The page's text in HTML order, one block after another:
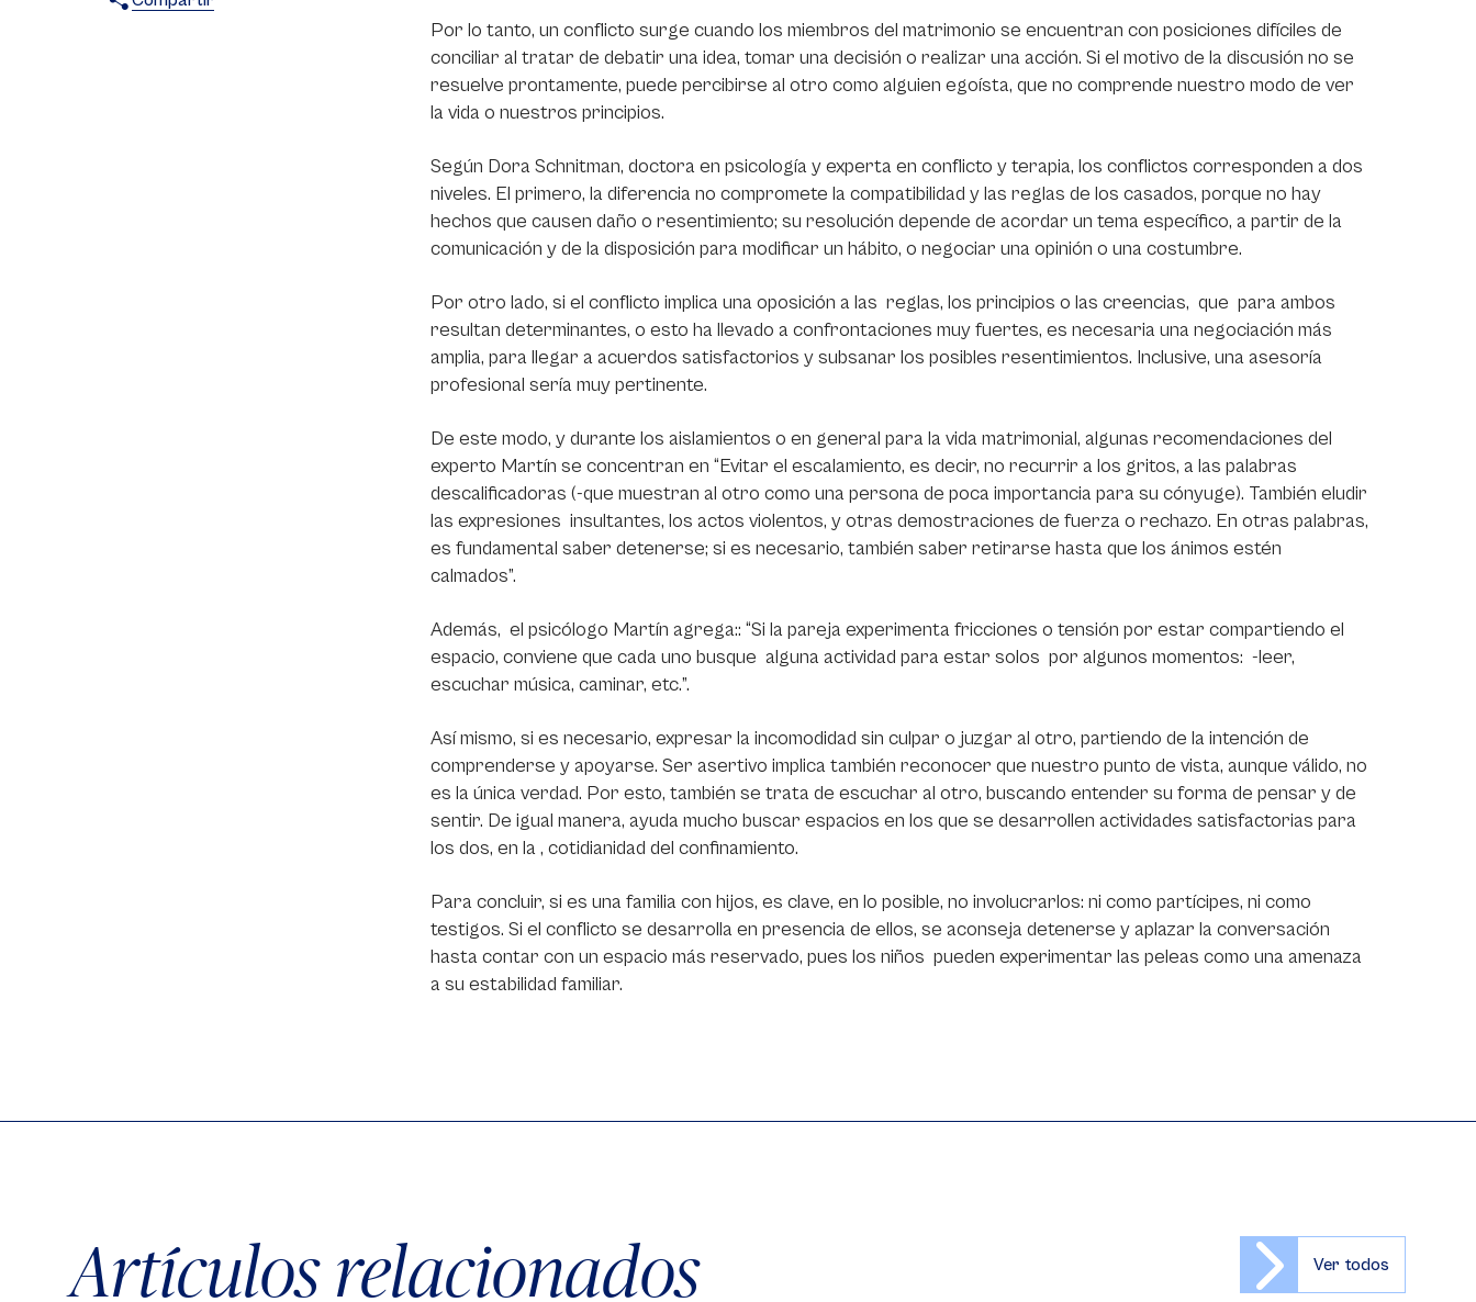
Por lo tanto, un conflicto surge cuando los miembros del matrimonio se encuentran con posiciones difíciles de
conciliar al tratar de debatir una idea, tomar una decisión o realizar una acción. Si el motivo de la discusión no se
resuelve prontamente, puede percibirse al otro como alguien egoísta, que no comprende nuestro modo de ver
la vida o nuestros principios.
Según Dora Schnitman, doctora en psicología y experta en conflicto y terapia, los conflictos corresponden a dos
niveles. El primero, la diferencia no compromete la compatibilidad y las reglas de los casados, porque no hay
hechos que causen daño o resentimiento; su resolución depende de acordar un tema específico, a partir de la
comunicación y de la disposición para modificar un hábito, o negociar una opinión o una costumbre.
Por otro lado, si el conflicto implica una oposición a las reglas, los principios o las creencias, que para ambos
resultan determinantes, o esto ha llevado a confrontaciones muy fuertes, es necesaria una negociación más
amplia, para llegar a acuerdos satisfactorios y subsanar los posibles resentimientos. Inclusive, una asesoría
profesional sería muy pertinente.
De este modo, y durante los aislamientos o en general para la vida matrimonial, algunas recomendaciones del
experto Martín se concentran en “Evitar el escalamiento, es decir, no recurrir a los gritos, a las palabras
descalificadoras (-que muestran al otro como una persona de poca importancia para su cónyuge). También eludir
las expresiones insultantes, los actos violentos, y otras demostraciones de fuerza o rechazo. En otras palabras,
es fundamental saber detenerse; si es necesario, también saber retirarse hasta que los ánimos estén
calmados”.
Además, el psicólogo Martín agrega:: “Si la pareja experimenta fricciones o tensión por estar compartiendo el
espacio, conviene que cada uno busque alguna actividad para estar solos por algunos momentos: -leer,
escuchar música, caminar, etc.”.
Así mismo, si es necesario, expresar la incomodidad sin culpar o juzgar al otro, partiendo de la intención de
comprenderse y apoyarse. Ser asertivo implica también reconocer que nuestro punto de vista, aunque válido, no
es la única verdad. Por esto, también se trata de escuchar al otro, buscando entender su forma de pensar y de
sentir. De igual manera, ayuda mucho buscar espacios en los que se desarrollen actividades satisfactorias para
los dos, en la , cotidianidad del confinamiento.
Para concluir, si es una familia con hijos, es clave, en lo posible, no involucrarlos: ni como partícipes, ni como
testigos. Si el conflicto se desarrolla en presencia de ellos, se aconseja detenerse y aplazar la conversación
hasta contar con un espacio más reservado, pues los niños pueden experimentar las peleas como una amenaza
a su estabilidad familiar.
Artículos relacionados Ver todos